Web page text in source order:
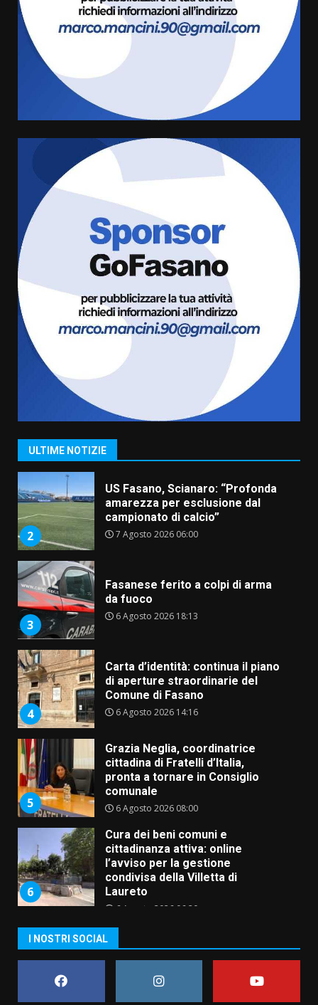
ULTIME NOTIZIE
Carta d’identità: continua il piano
di aperture straordinarie del
Comune di Fasano
cittadina di Fratelli d’Italia,
pronta a tornare in Consiglio
comunale
6 Agosto 2026 08:00
Cura dei beni comuni e
cittadinanza attiva: online
l’avviso per la gestione
condivisa della Villetta di
Laureto
La magia del Minareto e la prima
assoluta de “L’Albergo
Belvedere. Il rapimento”
6 Agosto 2026 06:15
1
“I Contestatori: Musica di
Rivoluzione”: nuovo
appuntamento con “Fasano in
2
US Fasano, Scianaro: “Profonda
amarezza per esclusione dal
campionato di calcio”
7 Agosto 2026 06:00
3
Fasanese ferito a colpi di arma
da fuoco
6 Agosto 2026 18:13
4
Carta d’identità: continua il piano
di aperture straordinarie del
Comune di Fasano
6 Agosto 2026 14:16
5
Grazia Neglia, coordinatrice
cittadina di Fratelli d’Italia,
pronta a tornare in Consiglio
comunale
6 Agosto 2026 08:00
6
Cura dei beni comuni e
cittadinanza attiva: online
l’avviso per la gestione
condivisa della Villetta di
Laureto
6 Agosto 2026 06:20
assoluta de “L’Albergo
Belvedere. Il rapimento”
6 Agosto 2026 06:15
I NOSTRI SOCIAL